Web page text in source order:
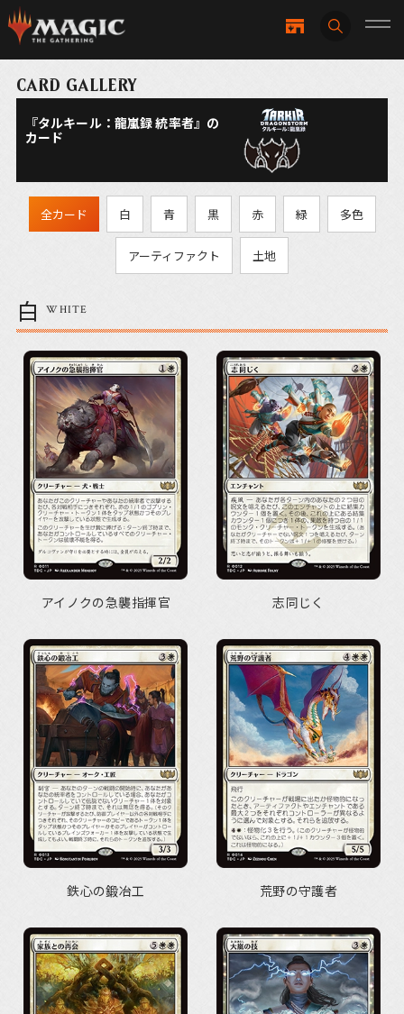
CARD GALLERY
『タルキール：龍嵐録 統率者』の
カード
全カード 白 青 黒 赤 緑 多色
アーティファクト 土地
白 WHITE
アイノクの急襲指揮官 志同じく
鉄心の鍛冶工 荒野の守護者